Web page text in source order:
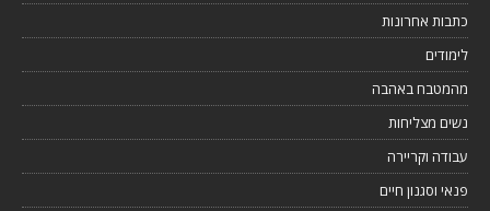
כתבות אחרונות
לימודים
מהמטבח באהבה
נשים מצליחות
עבודה וקריירה
פנאי וסגנון חיים